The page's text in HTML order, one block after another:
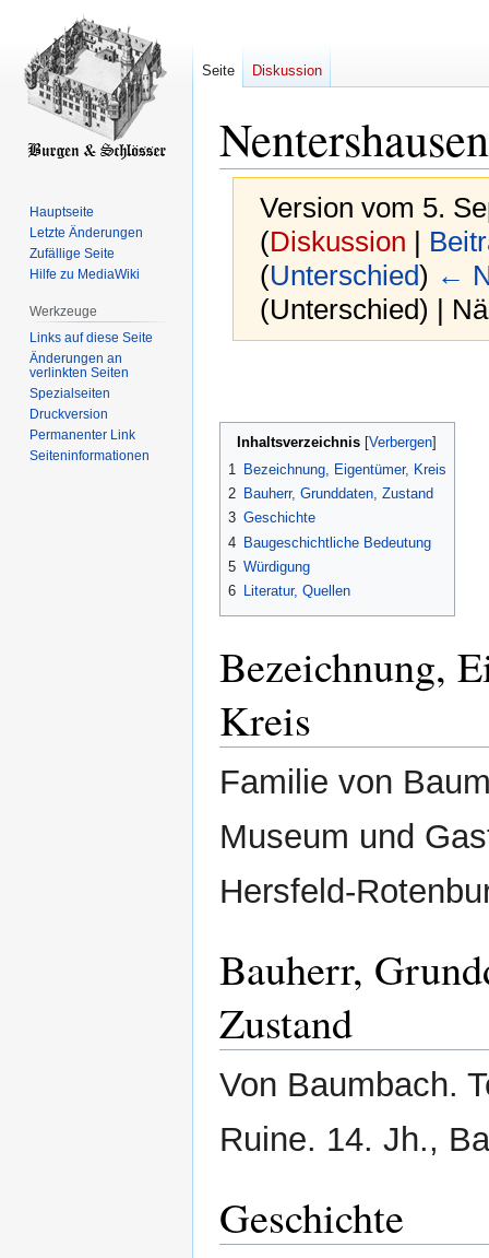
Version vom 5.
(Diskussion |
(Unterschied) ←
(Unterschied) |
springen
springen
Inhaltsverzeichnis
1
Bezeichnung, Eigentümer, Kreis
2 Bauherr, Grunddaten, Zustand
3 Geschichte
4 Baugeschichtliche Bedeutung
5 Würdigung
6 Literatur, Quellen
Bezeichnung,
Kreis
Familie von
Museum und
Hersfeld-
Bauherr,
Zustand
Von Baumbach.
Ruine. 14. Jh.,
Geschichte
Seite Diskussion
Hauptseite
Letzte Änderungen
Zufällige Seite
Hilfe zu MediaWiki
Werkzeuge
Links auf diese Seite
Änderungen an
verlinkten Seiten
Spezialseiten
Druckversion
Permanenter Link
Seiten­­informationen